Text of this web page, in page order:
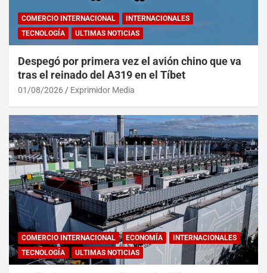
COMERCIO INTERNACIONAL
INTERNACIONALES
TECNOLOGÍA
ULTIMAS NOTICIAS
Despegó por primera vez el avión chino que va
tras el reinado del A319 en el Tíbet
01/08/2026 Exprimidor Media
COMERCIO INTERNACIONAL ECONOMÍA
INTERNACIONALES
TECNOLOGÍA
ULTIMAS NOTICIAS